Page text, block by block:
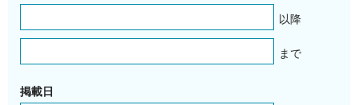
以降
まで
掲載日